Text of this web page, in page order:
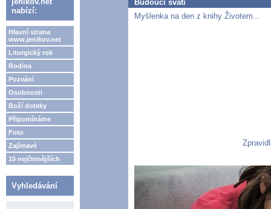
nabízí:
Hlavní strana
www.jenikov.net
Liturgický rok
Rodina
Pozvání
Osobnosti
Boží doteky
Připomínáme
Foto
Zajímavé
15 nejčtenějších
Vyhledávání
Budoucí svatí
Myšlenka na den z knihy Životem...